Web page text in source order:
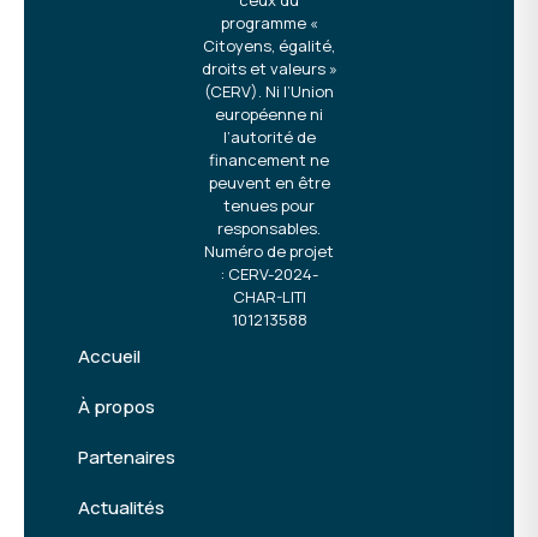
programme «
Citoyens, égalité,
droits et valeurs »
(CERV). Ni l’Union
européenne ni
l’autorité de
financement ne
peuvent en être
tenues pour
responsables.
Numéro de projet
: CERV-2024-
CHAR-LITI
101213588
Accueil
À propos
Partenaires
Actualités